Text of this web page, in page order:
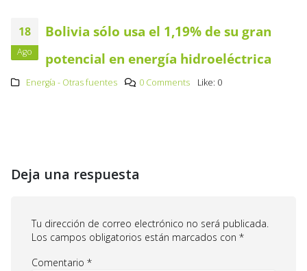
18
Ago
Bolivia sólo usa el 1,19% de su gran
potencial en energía hidroeléctrica
Energía - Otras fuentes 0 Comments Like: 0
Deja una respuesta
Tu dirección de correo electrónico no será publicada.
Los campos obligatorios están marcados con *
Comentario *